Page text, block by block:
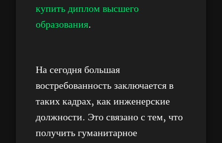
купить диплом высшего
образования.
На сегодня большая
востребованность заключается в
таких кадрах, как инженерские
должности. Это связано с тем, что
получить гуманитарное